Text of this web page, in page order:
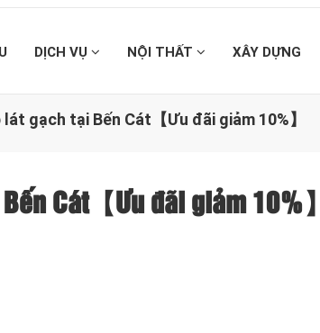
DỊCH VỤ NỘI THẤT XÂY DỰNG
gạch tại Bến Cát【Ưu đãi giảm 10%】
Cát【Ưu đãi giảm 10%】